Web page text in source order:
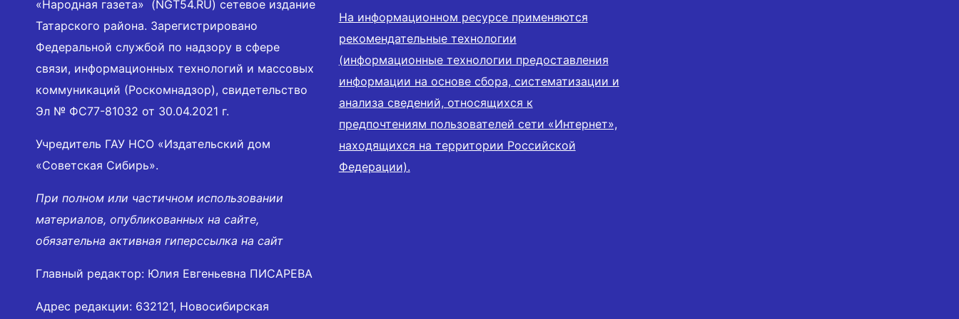
«Народная газета» (NGT54.RU) сетевое издание
Татарского района. Зарегистрировано
Федеральной службой по надзору в сфере
связи, информационных технологий и массовых
коммуникаций (Роскомнадзор), свидетельство
Эл № ФС77-81032 от 30.04.2021 г.
Учредитель ГАУ НСО «Издательский дом
«Советская Сибирь».
При полном или частичном использовании
материалов, опубликованных на сайте,
обязательна активная гиперссылка на сайт
Главный редактор: Юлия Евгеньевна ПИСАРЕВА
Адрес редакции: 632121, Новосибирская
На информационном ресурсе применяются
рекомендательные технологии
(информационные технологии предоставления
информации на основе сбора, систематизации и
анализа сведений, относящихся к
предпочтениям пользователей сети «Интернет»,
находящихся на территории Российской
Федерации).